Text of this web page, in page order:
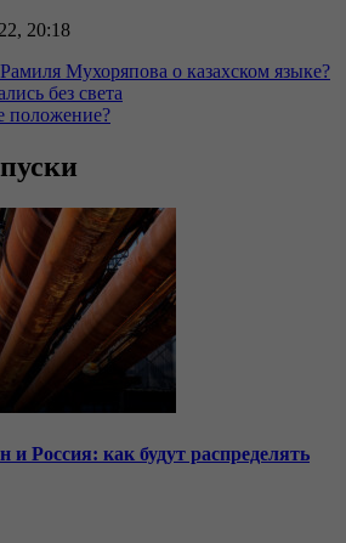
20:18
Мухоряпова о казахском языке?
без света
положение?
и Россия: как будут распределять